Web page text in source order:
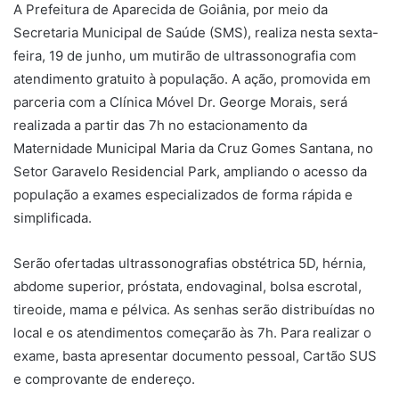
A Prefeitura de Aparecida de Goiânia, por meio da
Secretaria Municipal de Saúde (SMS), realiza nesta sexta-
feira, 19 de junho, um mutirão de ultrassonografia com
atendimento gratuito à população. A ação, promovida em
parceria com a Clínica Móvel Dr. George Morais, será
realizada a partir das 7h no estacionamento da
Maternidade Municipal Maria da Cruz Gomes Santana, no
Setor Garavelo Residencial Park, ampliando o acesso da
população a exames especializados de forma rápida e
simplificada.
Serão ofertadas ultrassonografias obstétrica 5D, hérnia,
abdome superior, próstata, endovaginal, bolsa escrotal,
tireoide, mama e pélvica. As senhas serão distribuídas no
local e os atendimentos começarão às 7h. Para realizar o
exame, basta apresentar documento pessoal, Cartão SUS
e comprovante de endereço.